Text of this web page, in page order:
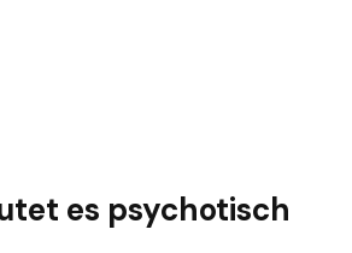
es psychotisch